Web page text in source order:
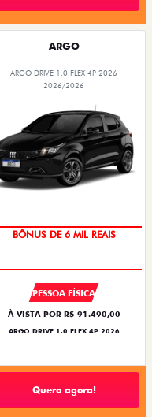
ARGO
ARGO DRIVE 1.0 FLEX 4P 2026
2026/2026
TAXA ZERO
PESSOA FÍSICA
À VISTA POR R$ 91.490,00
ARGO DRIVE 1.0 FLEX 4P 2026
Quero agora!